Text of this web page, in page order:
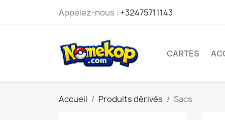
Appelez-nous : +32475711143
CARTES
Accueil Produits dérivés Sacs